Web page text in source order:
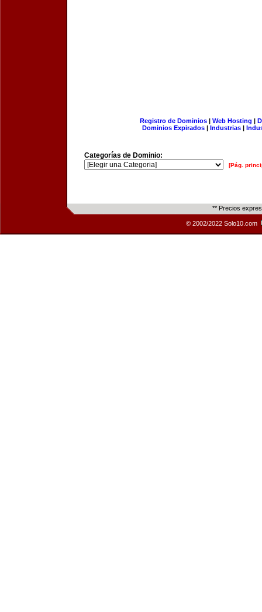
Registro de Dominios| Web Hosting |
Dominios Expirados | Industrias |
Categorías de Dominio:
[Pág.
** Precios
© 2002/2022 Solo10.com